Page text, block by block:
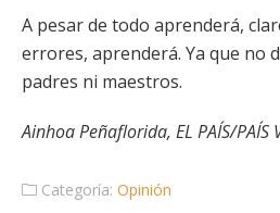
A pesar de todo aprenderá,
errores, aprenderá. Ya que no
padres ni maestros.
Ainhoa Peñaflorida, EL PAÍS/PAÍS
Categoría: Opinión